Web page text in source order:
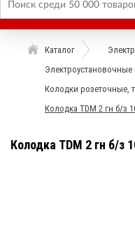
Каталог
Электроустановочные
Колодки розеточные,
Колодка TDM 2 гн б/з
Колодка TDM 2 гн б/з